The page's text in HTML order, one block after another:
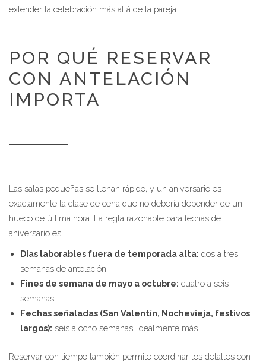
extender la celebración más allá de la pareja.
POR QUÉ RESERVAR
CON ANTELACIÓN
IMPORTA
Las salas pequeñas se llenan rápido, y un aniversario es
exactamente la clase de cena que no debería depender de un
hueco de última hora. La regla razonable para fechas de
aniversario es:
Días laborables fuera de temporada alta: dos a tres
semanas de antelación.
Fines de semana de mayo a octubre: cuatro a seis
semanas.
Fechas señaladas (San Valentín, Nochevieja, festivos
largos): seis a ocho semanas, idealmente más.
Reservar con tiempo también permite coordinar los detalles con